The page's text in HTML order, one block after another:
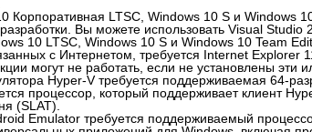
Корпоративная LTSC, Windows 10 S и Windows
Вы можете использовать Visual Studio
10 LTSC, Windows 10 S и Windows 10 Team
с Интернетом, требуется Internet Explorer
могут не работать, если не установлены эти
Hyper-V требуется поддерживаемая 64-
процессор, который поддерживает клиент
(SLAT).
Emulator требуется поддерживаемый